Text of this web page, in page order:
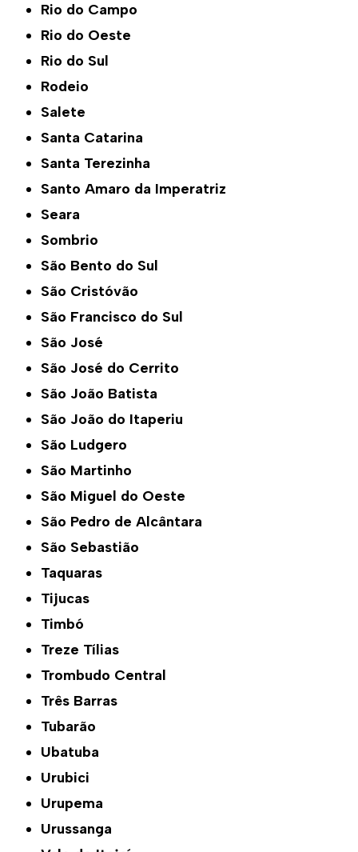
Rio do Campo
Rio do Oeste
Rio do Sul
Rodeio
Salete
Santa Catarina
Santa Terezinha
Santo Amaro da Imperatriz
Seara
Sombrio
São Bento do Sul
São Cristóvão
São Francisco do Sul
São José
São José do Cerrito
São João Batista
São João do Itaperiu
São Ludgero
São Martinho
São Miguel do Oeste
São Pedro de Alcântara
São Sebastião
Taquaras
Tijucas
Timbó
Treze Tílias
Trombudo Central
Três Barras
Tubarão
Ubatuba
Urubici
Urupema
Urussanga